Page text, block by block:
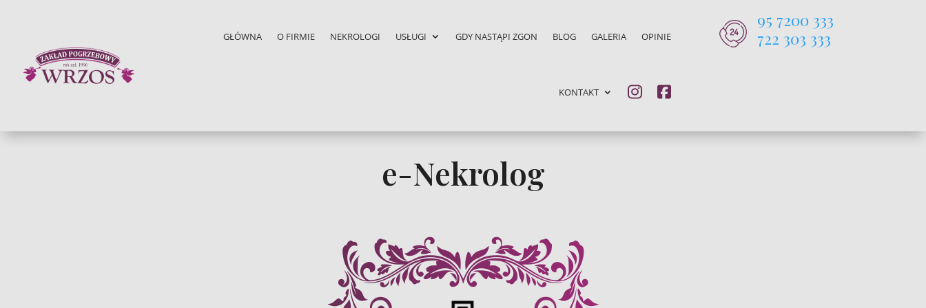
GŁÓWNA O FIRMIE NEKROLOGI USŁUGI GDY NASTĄPI ZGON BLOG GALERIA OPINIE
KONTAKT
95 7200 333
722 303 333
e-Nekrolog